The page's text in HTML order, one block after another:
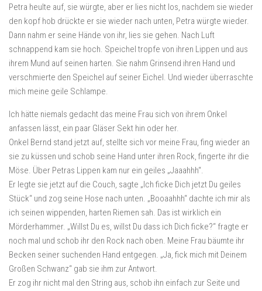
Petra heulte auf, sie würgte, aber er lies nicht los, nachdem sie wieder
den kopf hob drückte er sie wieder nach unten, Petra würgte wieder.
Dann nahm er seine Hände von ihr, lies sie gehen. Nach Luft
schnappend kam sie hoch. Speichel tropfe von ihren Lippen und aus
ihrem Mund auf seinen harten. Sie nahm Grinsend ihren Hand und
verschmierte den Speichel auf seiner Eichel. Und wieder überraschte
mich meine geile Schlampe.
Ich hätte niemals gedacht das meine Frau sich von ihrem Onkel
anfassen lässt, ein paar Gläser Sekt hin oder her.
Onkel Bernd stand jetzt auf, stellte sich vor meine Frau, fing wieder an
sie zu küssen und schob seine Hand unter ihren Rock, fingerte ihr die
Möse. Über Petras Lippen kam nur ein geiles „Jaaahhh“.
Er legte sie jetzt auf die Couch, sagte „Ich ficke Dich jetzt Du geiles
Stück“ und zog seine Hose nach unten. „Booaahhh“ dachte ich mir als
ich seinen wippenden, harten Riemen sah. Das ist wirklich ein
Mörderhammer. „Willst Du es, willst Du dass ich Dich ficke?“ fragte er
noch mal und schob ihr den Rock nach oben. Meine Frau bäumte ihr
Becken seiner suchenden Hand entgegen. „Ja, fick mich mit Deinem
Großen Schwanz“ gab sie ihm zur Antwort.
Er zog ihr nicht mal den String aus, schob ihn einfach zur Seite und